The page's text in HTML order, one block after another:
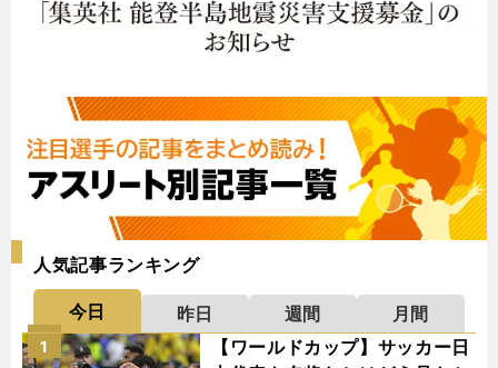
人気記事ランキング
今日 昨日 週間
月間
【ワールドカップ】サッカー日
1